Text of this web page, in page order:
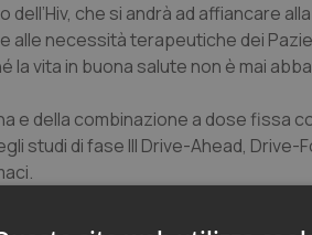
che si andrà ad affiancare
alle necessità terapeutiche dei
vita in buona salute non è mai
e della combinazione a dose fissa
studi di fase III Drive-Ahead,
inseriti nelle Linee
e poche interazioni